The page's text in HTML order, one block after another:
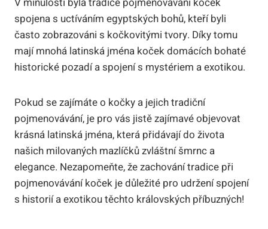
spojena s uctíváním egyptských bohů, kteří byli
často zobrazováni s kočkovitými tvory. Díky tomu
mají mnohá latinská jména koček domácích bohaté
historické pozadí a spojení s mystériem a exotikou.
Pokud se zajímáte o kočky a jejich tradiční
pojmenovávání, je pro vás jistě zajímavé objevovat
krásná latinská jména, která přidávají do života
našich milovaných mazlíčků zvláštní šmrnc a
elegance. Nezapomeňte, že zachování tradice při
pojmenovávání koček je důležité pro udržení spojení
s historií a exotikou těchto královských příbuzných!